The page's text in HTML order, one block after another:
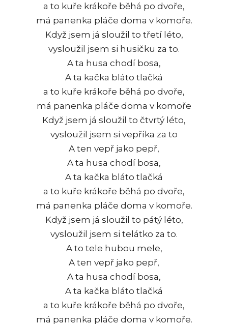
a to kuře krákoře běhá po dvoře,
má panenka pláče doma v komoře.
Když jsem já sloužil to třetí léto,
vysloužil jsem si husičku za to.
A ta husa chodí bosa,
A ta kačka bláto tlačká
a to kuře krákoře běhá po dvoře,
má panenka pláče doma v komoře
Když jsem já sloužil to čtvrtý léto,
vysloužil jsem si vepříka za to
A ten vepř jako pepř,
A ta husa chodí bosa,
A ta kačka bláto tlačká
a to kuře krákoře běhá po dvoře,
má panenka pláče doma v komoře.
Když jsem já sloužil to pátý léto,
vysloužil jsem si telátko za to.
A to tele hubou mele,
A ten vepř jako pepř,
A ta husa chodí bosa,
A ta kačka bláto tlačká
a to kuře krákoře běhá po dvoře,
má panenka pláče doma v komoře.